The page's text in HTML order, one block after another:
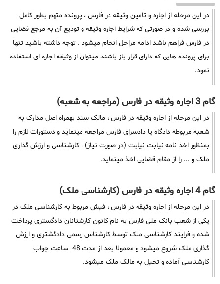
در این مرحله از اجاره و تامین وثیقه در فارس ، پرونده متهم بطور کامل
بررسی شده و در صورتی که شرایط اجاره وثیقه و تودیع آن به مرجع قضایی
در فارس فراهم باشد ادامه مراحل انجام میشود . توجه داشته باشید تنها
برای پرونده هایی که دارای قرار باز باشند میتوان از وثیقه اجاره ای استفاده
نمود.
گام 3 اجاره وثیقه در فارس (مراجعه به شعبه)
در این مرحله از اجاره وثیقه در فارس ، مالک سند بهمراه اصل مدارک به
شعبه مربوطه دادگاه یا دادسرای فارس مراجعه مینماید و دستورات لازم را
بمنظور اخذ نامه نیابت نیابت (در صورت نیاز) ، کارشناسی و ارزش گذاری
ملک و ... را از مقام قضایی اخذ مینماید.
گام 4 اجاره وثیقه در فارس (کارشناسی ملک)
در این مرحله از اجاره وثیقه در فارس ، فیش مربوط به کارشناسی ملک در
یکی از شعب بانک ملی فارس به نام کانون کارشنانان دادگستری پرداخت
شده و فرایند کارشناسی ملک توسط کارشناس رسمی دادگشتری و ارزش
گذاری ملک شروع میشود و معمولا بعد از مدت 48 ساعت جواب
کارشناسی آماده و تحیل به مالک ملک میشود.